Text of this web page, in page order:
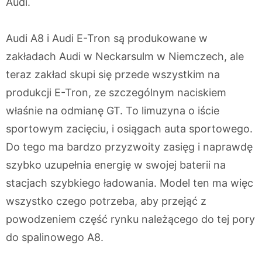
Audi A8 i Audi E-Tron są produkowane w
zakładach Audi w Neckarsulm w Niemczech, ale
teraz zakład skupi się przede wszystkim na
produkcji E-Tron, ze szczególnym naciskiem
właśnie na odmianę GT. To limuzyna o iście
sportowym zacięciu, i osiągach auta sportowego.
Do tego ma bardzo przyzwoity zasięg i naprawdę
szybko uzupełnia energię w swojej baterii na
stacjach szybkiego ładowania. Model ten ma więc
wszystko czego potrzeba, aby przejąć z
powodzeniem część rynku należącego do tej pory
do spalinowego A8.